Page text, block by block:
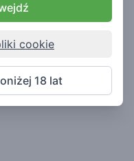
cookie
18 lat